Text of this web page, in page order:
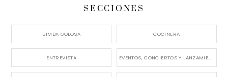
SECCIONES
BIMBA GOLOSA COCINERA
ENTREVISTA EVENTOS, CONCIERTOS Y LANZAMIENTOS